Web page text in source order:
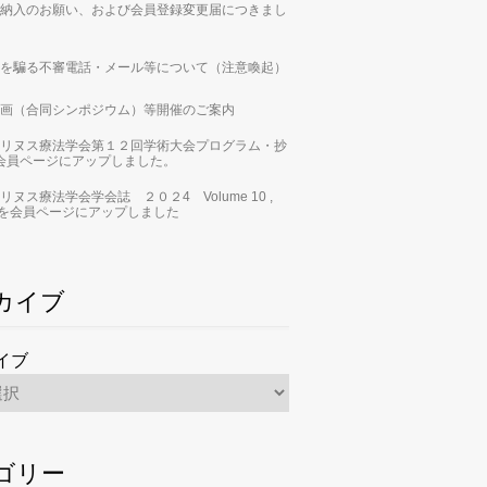
入のお願い、および会員登録変更届につきまし
騙る不審電話・メール等について（注意喚起）
（合同シンポジウム）等開催のご案内
ヌス療法学会第１２回学術大会プログラム・抄
員ページにアップしました。
ヌス療法学会学会誌 ２０２4 Volume 10 ,
会員ページにアップしました
イブ
ブ
リー